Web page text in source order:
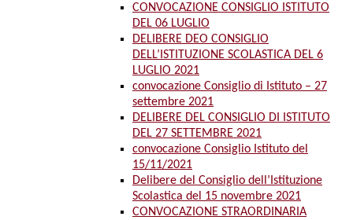
CONVOCAZIONE CONSIGLIO ISTITUTO
DEL 06 LUGLIO
DELIBERE DEO CONSIGLIO
DELL’ISTITUZIONE SCOLASTICA DEL 6
LUGLIO 2021
convocazione Consiglio di Istituto – 27
settembre 2021
DELIBERE DEL CONSIGLIO DI ISTITUTO
DEL 27 SETTEMBRE 2021
convocazione Consiglio Istituto del
15/11/2021
Delibere del Consiglio dell’Istituzione
Scolastica del 15 novembre 2021
CONVOCAZIONE STRAORDINARIA